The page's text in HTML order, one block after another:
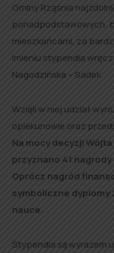
Gminy Rząśnia
ponadpodstawowych,
mieszkańcami, za
imieniu stypendia
Nagodzińska – Sadek.
Wzięli w niej udział
opiekunowie oraz
Na mocy decyzji
przyznano 41 nagrody
Oprócz nagród
symboliczne dyplomy
nauce.
Stypendia są wyrazem